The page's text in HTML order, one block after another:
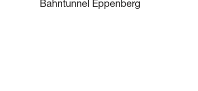
Bahntunnel Eppenberg